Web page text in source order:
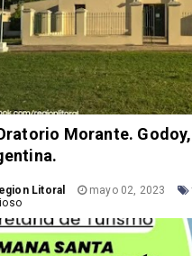
Morante.
Litoral mayo 02, 2023